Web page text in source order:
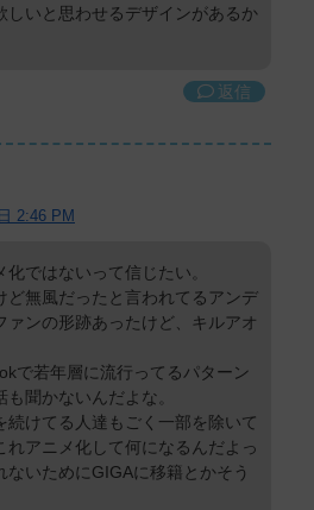
しいと思わせるデザインがあるか
返信
2:46 PM
ではないって信じたい。
ど無風だったと言われてるアンデ
ァンの形跡あったけど、キルアオ
で若年層に流行ってるパターン
聞かないんだよな。
続けてる人達もごく一部を除いて
れアニメ化して何になるんだよっ
ないためにGIGAに移籍とかそう